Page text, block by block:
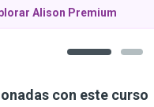
Alison Premium
con este curso